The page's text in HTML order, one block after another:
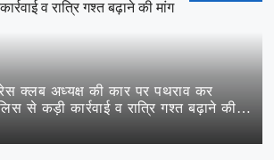
क्लब अध्यक्ष की कार पर पथराव कर
से कड़ी कार्रवाई व रात्रि गश्त बढ़ाने की